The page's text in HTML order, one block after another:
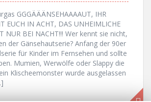
GGGÄÄÄNSEHAAAAUT, IHR
EUCH IN ACHT, DAS UNHEIMLICHE
NUR BEI NACHT!!! Wer kennt sie nicht,
der Gänsehautserie? Anfang der 90er
für Kinder im Fernsehen und sollte
Mumien, Werwölfe oder Slappy die
Klischeemonster wurde ausgelassen